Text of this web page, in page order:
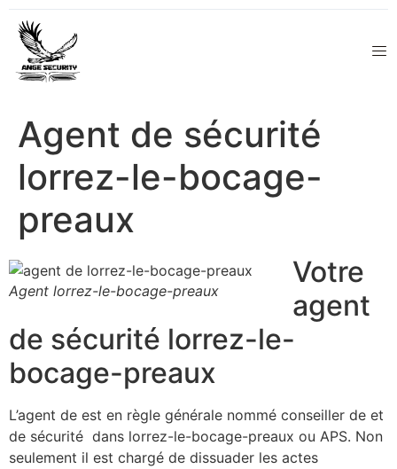
Agent de sécurité
lorrez-le-bocage-
preaux
Agent lorrez-le-bocage-preaux
Votre
agent
de sécurité lorrez-le-
bocage-preaux
L’agent de est en règle générale nommé conseiller de et
de sécurité dans lorrez-le-bocage-preaux ou APS. Non
seulement il est chargé de dissuader les actes